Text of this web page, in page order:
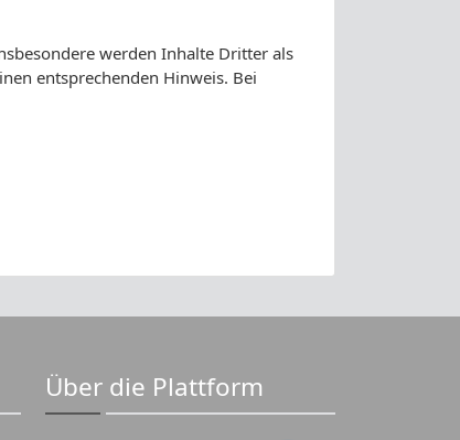
werden Inhalte Dritter als
entsprechenden Hinweis. Bei
Über die Plattform